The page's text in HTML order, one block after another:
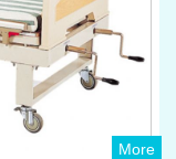
More